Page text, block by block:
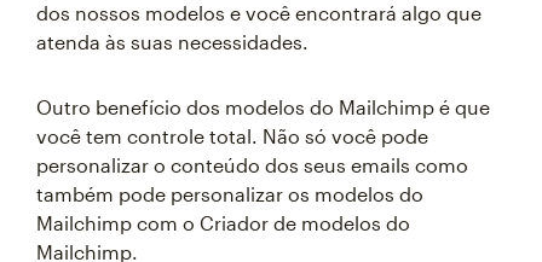
dos nossos modelos e você encontrará algo que
atenda às suas necessidades.
Outro benefício dos modelos do Mailchimp é que
você tem controle total. Não só você pode
personalizar o conteúdo dos seus emails como
também pode personalizar os modelos do
Mailchimp com o Criador de modelos do
Mailchimp.